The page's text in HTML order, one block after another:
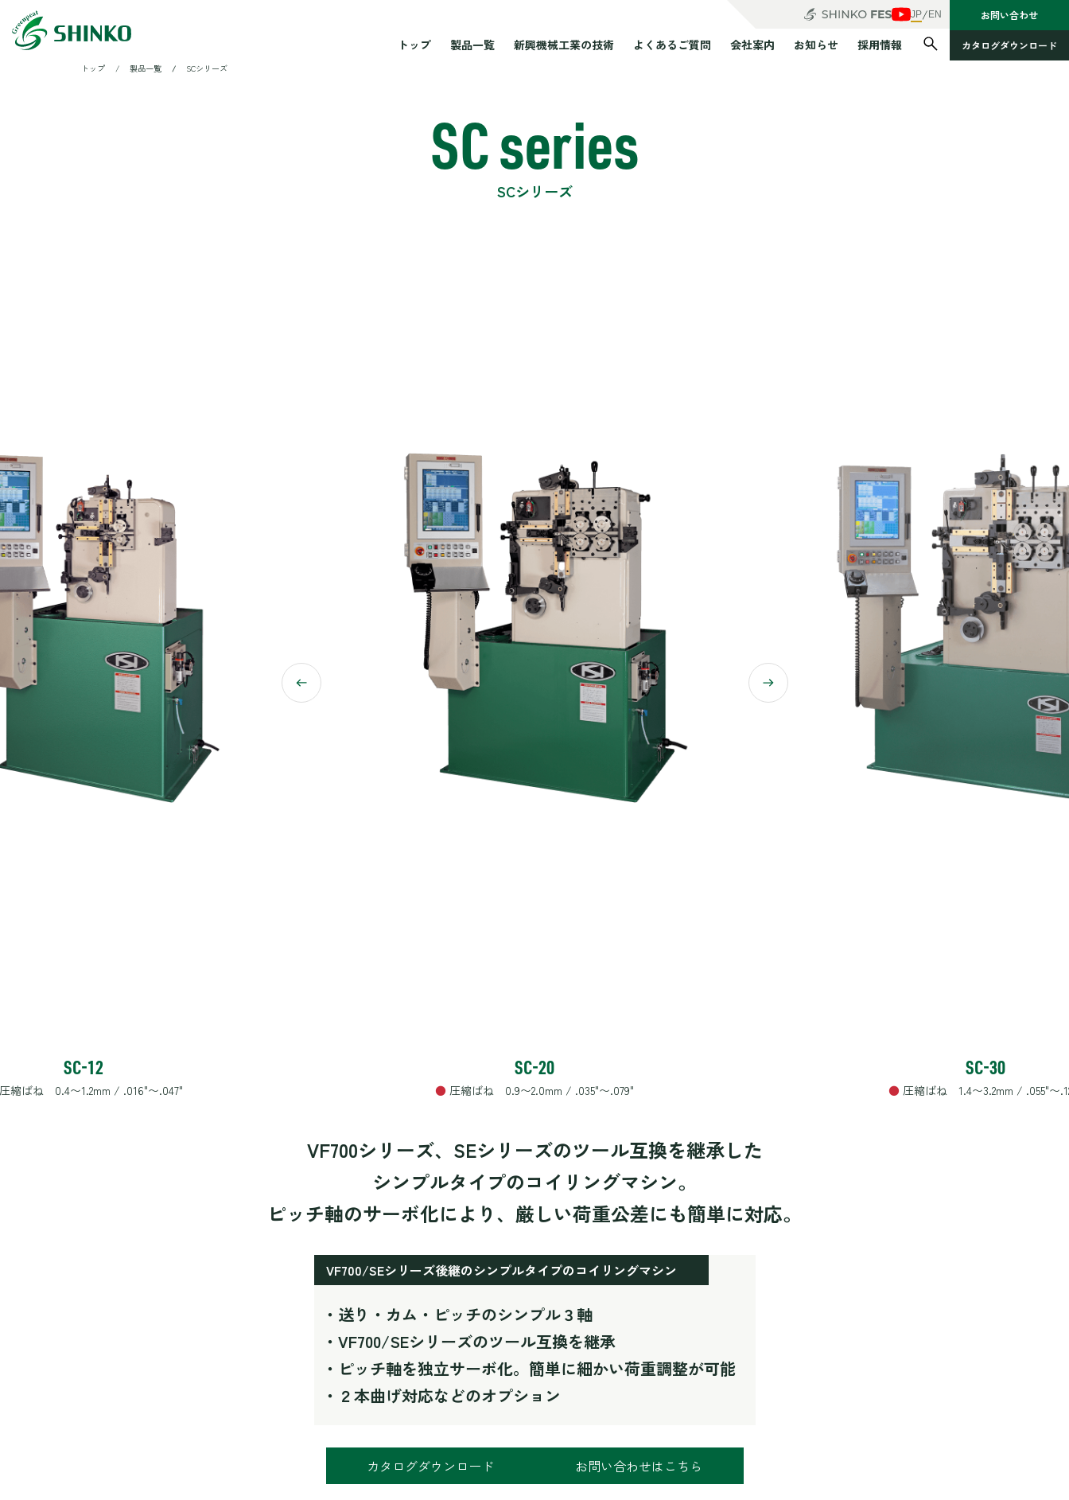
JP/ EN
トップ 製品一覧 新興機械工業の技術 よくあるご質問 会社案内 お知らせ 採用情報
お問い合わせ
カタログダウンロード
トップ 製品一覧 SCシリーズ
SC series
SCシリーズ
SC-12
縮ばね 0.4〜1.2mm / .016"〜.047"
SC-20
● 圧縮ばね 0.9〜2.0mm / .035"〜.079"
SC-30
● 圧縮ばね 1.4〜3.2mm / .055"〜
VF700シリーズ、SEシリーズのツール互換を継承した
シンプルタイプのコイリングマシン。
ピッチ軸のサーボ化により、 厳しい荷重公差にも簡単に対応。
VF700/SEシリーズ後継のシンプルタイプのコイリングマシン
・送り・カム・ピッチのシンプル３軸
・VF700/SEシリーズのツール互換を継承
・ピッチ軸を独立サーボ化。簡単に細かい荷重調整が可能
・２本曲げ対応などのオプション
カタログダウンロード お問い合わせはこちら